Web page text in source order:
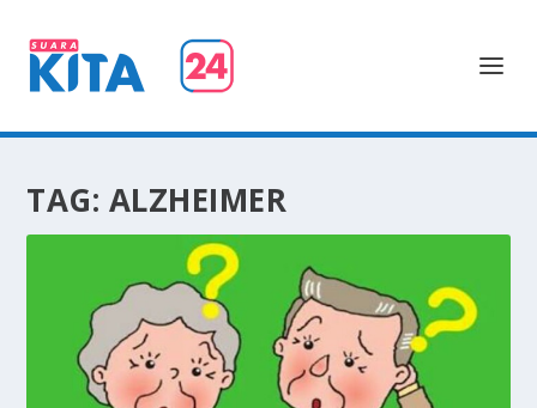
TAG: ALZHEIMER